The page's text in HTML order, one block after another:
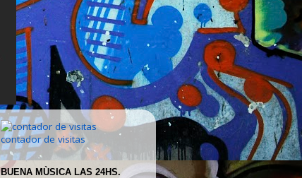
contador de visitas
BUENA MÙSICA LAS 24HS.